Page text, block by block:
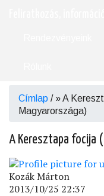
Morzsa
Címlap /
A
Magyarországa)
A Keresztapa focija
Kozák Márton
2013/10/25 22:37